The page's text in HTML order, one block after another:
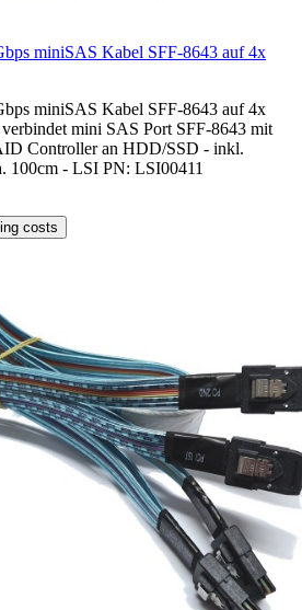
miniSAS Kabel SFF-8643 auf 4x
miniSAS Kabel SFF-8643 auf 4x
mini SAS Port SFF-8643 mit
Controller an HDD/SSD - inkl.
100cm - LSI PN: LSI00411
costs